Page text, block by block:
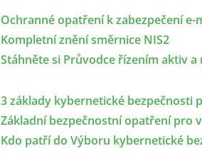
Ochranné opatření k zabezpečení
Kompletní znění směrnice NIS2
Stáhněte si Průvodce řízením aktiv
3 základy kybernetické bezpečnosti
Základní bezpečnostní opatření pro
Kdo patří do Výboru kybernetické